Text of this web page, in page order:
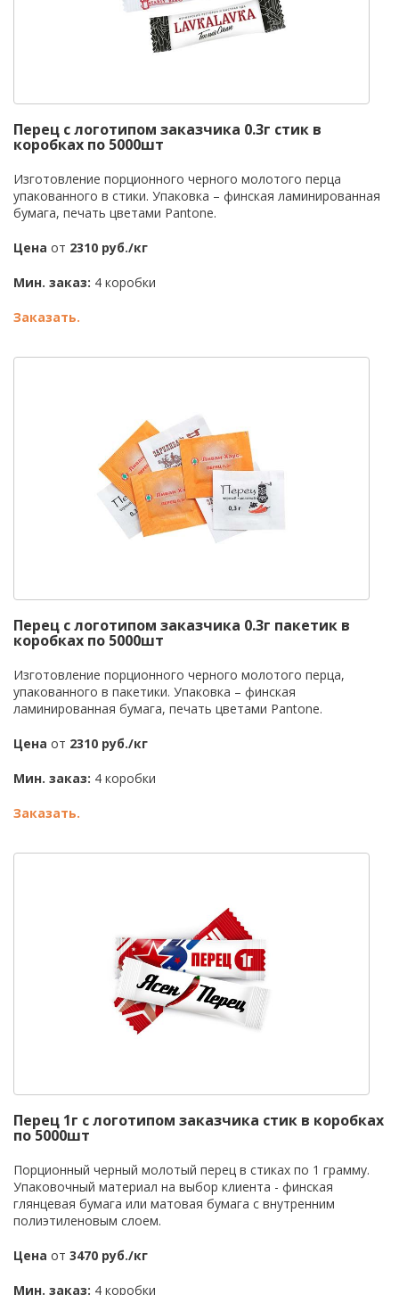
Перец с логотипом заказчика 0.3г стик в
коробках по 5000шт
Изготовление порционного черного молотого перца
упакованного в стики. Упаковка – финская ламинированная
бумага, печать цветами Pantone.
Цена от 2310 руб./кг
Мин. заказ: 4 коробки
Заказать.
Перец с логотипом заказчика 0.3г пакетик в
коробках по 5000шт
Изготовление порционного черного молотого перца,
упакованного в пакетики. Упаковка – финская
ламинированная бумага, печать цветами Pantone.
Цена от 2310 руб./кг
Мин. заказ: 4 коробки
Заказать.
Перец 1г с логотипом заказчика стик в коробках
по 5000шт
Порционный черный молотый перец в стиках по 1 грамму.
Упаковочный материал на выбор клиента - финская
глянцевая бумага или матовая бумага с внутренним
полиэтиленовым слоем.
Цена от 3470 руб./кг
Мин. заказ: 4 коробки